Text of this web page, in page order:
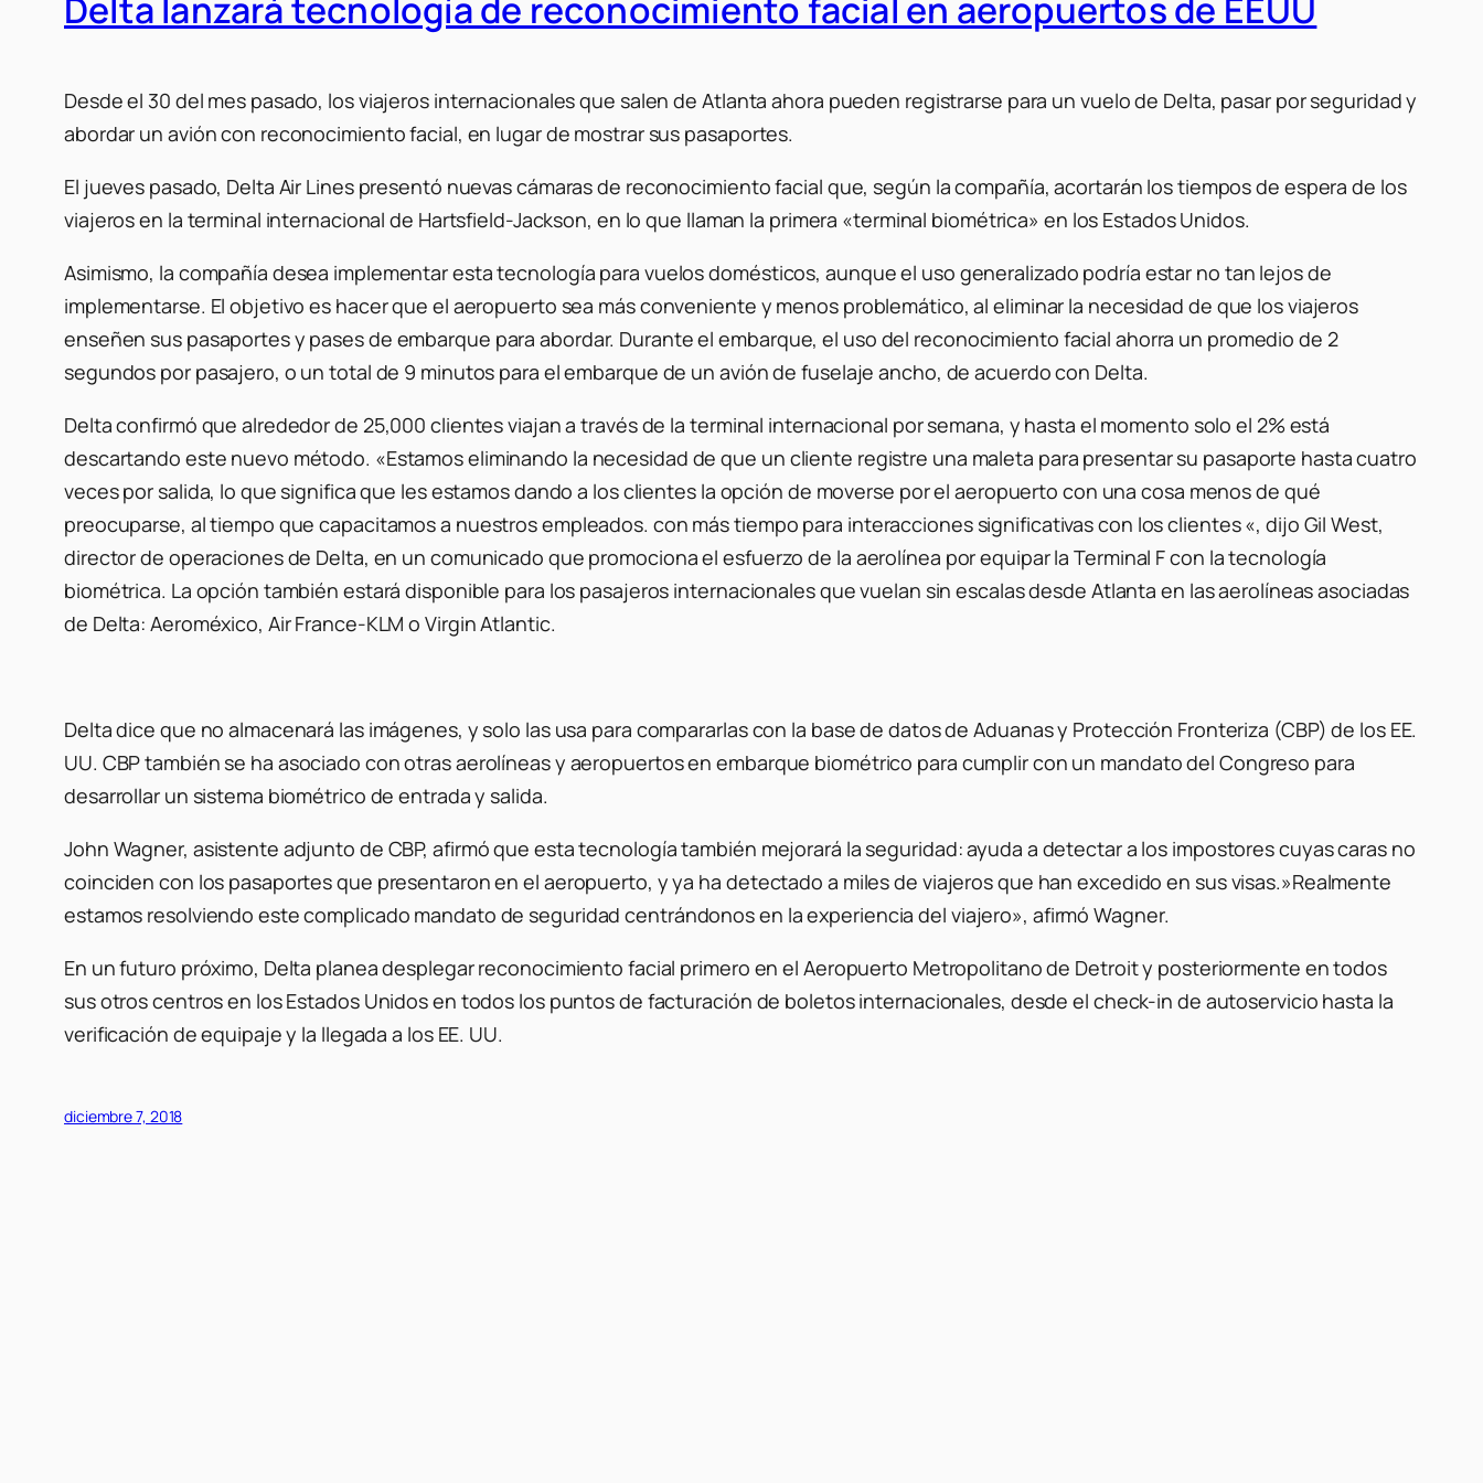
Delta lanzará tecnología de reconocimiento facial en aeropuertos de EEUU
Desde el 30 del mes pasado, los viajeros internacionales que salen de Atlanta ahora pueden registrarse para un vuelo de Delta, pasar por seguridad y
abordar un avión con reconocimiento facial, en lugar de mostrar sus pasaportes.
El jueves pasado, Delta Air Lines presentó nuevas cámaras de reconocimiento facial que, según la compañía, acortarán los tiempos de espera de los
viajeros en la terminal internacional de Hartsfield-Jackson, en lo que llaman la primera «terminal biométrica» ​​en los Estados Unidos.
Asimismo, la compañía desea implementar esta tecnología para vuelos domésticos, aunque el uso generalizado podría estar no tan lejos de
implementarse. El objetivo es hacer que el aeropuerto sea más conveniente y menos problemático, al eliminar la necesidad de que los viajeros
enseñen sus pasaportes y pases de embarque para abordar. Durante el embarque, el uso del reconocimiento facial ahorra un promedio de 2
segundos por pasajero, o un total de 9 minutos para el embarque de un avión de fuselaje ancho, de acuerdo con Delta.
Delta confirmó que alrededor de 25,000 clientes viajan a través de la terminal internacional por semana, y hasta el momento solo el 2% está
descartando este nuevo método. «Estamos eliminando la necesidad de que un cliente registre una maleta para presentar su pasaporte hasta cuatro
veces por salida, lo que significa que les estamos dando a los clientes la opción de moverse por el aeropuerto con una cosa menos de qué
preocuparse, al tiempo que capacitamos a nuestros empleados. con más tiempo para interacciones significativas con los clientes «, dijo Gil West,
director de operaciones de Delta, en un comunicado que promociona el esfuerzo de la aerolínea por equipar la Terminal F con la tecnología
biométrica. La opción también estará disponible para los pasajeros internacionales que vuelan sin escalas desde Atlanta en las aerolíneas asociadas
de Delta: Aeroméxico, Air France-KLM o Virgin Atlantic.
Delta dice que no almacenará las imágenes, y solo las usa para compararlas con la base de datos de Aduanas y Protección Fronteriza (CBP) de los EE.
UU. CBP también se ha asociado con otras aerolíneas y aeropuertos en embarque biométrico para cumplir con un mandato del Congreso para
desarrollar un sistema biométrico de entrada y salida.
John Wagner, asistente adjunto de CBP, afirmó que esta tecnología también mejorará la seguridad: ayuda a detectar a los impostores cuyas caras no
coinciden con los pasaportes que presentaron en el aeropuerto, y ya ha detectado a miles de viajeros que han excedido en sus visas.»Realmente
estamos resolviendo este complicado mandato de seguridad centrándonos en la experiencia del viajero», afirmó Wagner.
En un futuro próximo, Delta planea desplegar reconocimiento facial primero en el Aeropuerto Metropolitano de Detroit y posteriormente en todos
sus otros centros en los Estados Unidos en todos los puntos de facturación de boletos internacionales, desde el check-in de autoservicio hasta la
verificación de equipaje y la llegada a los EE. UU.
diciembre 7, 2018